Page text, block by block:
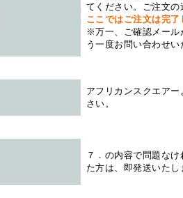
てください。ご注文
ここではご注文は完
※万一、ご確認メール
う一度お問い合わせ
アフリカンスクエアー
さい。
７．の内容で問題な
た方は、即発送いたし